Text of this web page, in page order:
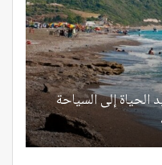
إلى السياحة